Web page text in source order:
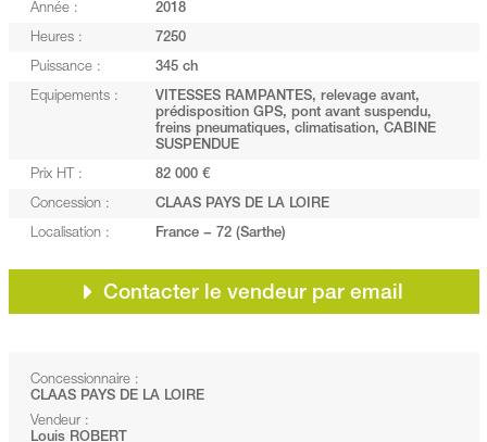
Année : 2018
Heures : 7250
Puissance : 345 ch
Equipements :
VITESSES RAMPANTES, relevage avant,
prédisposition GPS, pont avant suspendu,
freins pneumatiques, climatisation, CABINE
SUSPENDUE
Prix HT : 82 000 €
Concession : CLAAS PAYS DE LA LOIRE
Localisation : France − 72 (Sarthe)
Contacter le vendeur par email
Concessionnaire :
CLAAS PAYS DE LA LOIRE
Vendeur :
Louis ROBERT